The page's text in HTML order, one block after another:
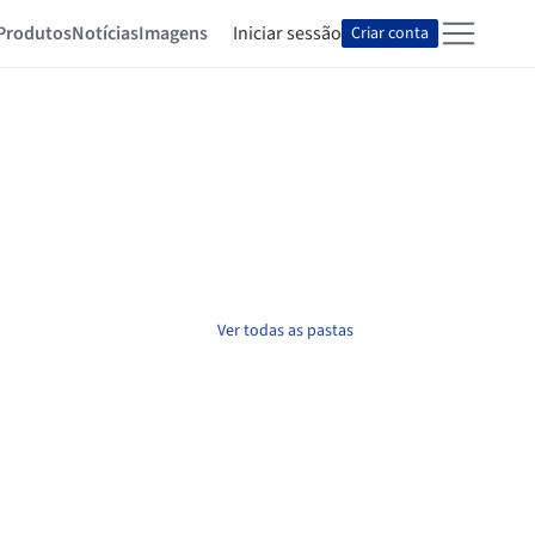
NotíciasImagens Iniciar sessão Criar conta
Ver todas as pastas